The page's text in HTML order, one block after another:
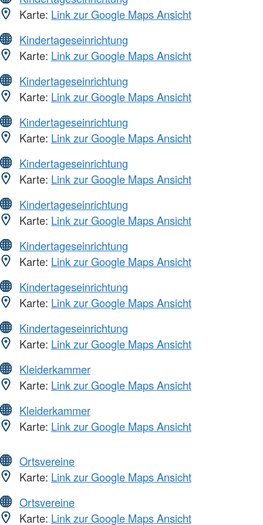
Karte: Link zur Google Maps Ansicht
Kindertageseinrichtung
Karte: Link zur Google Maps Ansicht
Kindertageseinrichtung
Karte: Link zur Google Maps Ansicht
Kindertageseinrichtung
Karte: Link zur Google Maps Ansicht
Kindertageseinrichtung
Karte: Link zur Google Maps Ansicht
Kindertageseinrichtung
Karte: Link zur Google Maps Ansicht
Kindertageseinrichtung
Karte: Link zur Google Maps Ansicht
Kindertageseinrichtung
Karte: Link zur Google Maps Ansicht
Kindertageseinrichtung
Karte: Link zur Google Maps Ansicht
Kleiderkammer
Karte: Link zur Google Maps Ansicht
Kleiderkammer
Karte: Link zur Google Maps Ansicht
Ortsvereine
Karte: Link zur Google Maps Ansicht
Ortsvereine
Karte: Link zur Google Maps Ansicht